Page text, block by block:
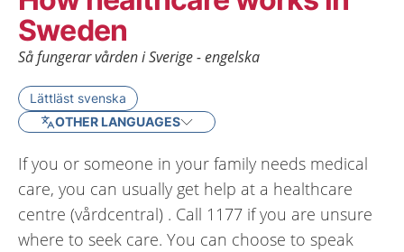
Sweden
Så fungerar vården i Sverige - engelska
Lättläst svenska
OTHER LANGUAGES
If you or someone in your family needs medical
care, you can usually get help at a healthcare
centre (vårdcentral) . Call 1177 if you are unsure
where to seek care. You can choose to speak